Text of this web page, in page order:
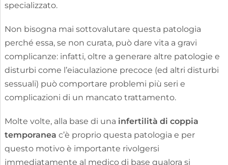
specializzato.
Non bisogna mai sottovalutare questa patologia
perché essa, se non curata, può dare vita a gravi
complicanze: infatti, oltre a generare altre patologie e
disturbi come l’eiaculazione precoce (ed altri disturbi
sessuali) può comportare problemi più seri e
complicazioni di un mancato trattamento.
Molte volte, alla base di una infertilità di coppia
temporanea c’è proprio questa patologia e per
questo motivo è importante rivolgersi
immediatamente al medico di base qualora si